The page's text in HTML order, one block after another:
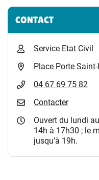
CONTACT
Service Etat Civil
Place Porte
04 67 69 75 82
Contacter
Ouvert du lundi
14h à 17h30 ; le
jusqu’à 19h.